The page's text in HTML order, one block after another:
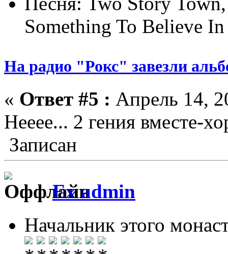
Something To Believe In
На радио "Рокс" завезли
« Ответ #5 : Апрель 14,
Нееее... 2 гения вместе-
Записан
Ex admin
Начальник этого